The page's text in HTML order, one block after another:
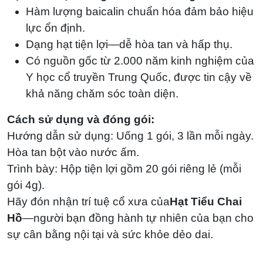
Hàm lượng baicalin chuẩn hóa đảm bảo hiệu
lực ổn định.
Dạng hạt tiện lợi—dễ hòa tan và hấp thụ.
Có nguồn gốc từ 2.000 năm kinh nghiệm của
Y học cổ truyền Trung Quốc, được tin cậy về
khả năng chăm sóc toàn diện.
Cách sử dụng và đóng gói:
Hướng dẫn sử dụng: Uống 1 gói, 3 lần mỗi ngày.
Hòa tan bột vào nước ấm.
Trình bày: Hộp tiện lợi gồm 20 gói riêng lẻ (mỗi
gói 4g).
Hãy đón nhận trí tuệ cổ xưa củaHạt Tiểu Chai
Hồ—người bạn đồng hành tự nhiên của bạn cho
sự cân bằng nội tại và sức khỏe dẻo dai.